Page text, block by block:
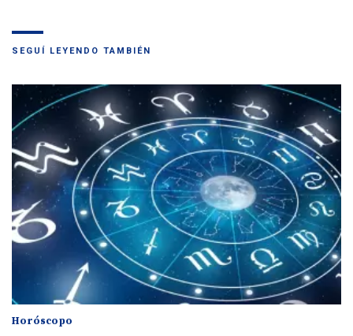
SEGUÍ LEYENDO TAMBIÉN
Horóscopo